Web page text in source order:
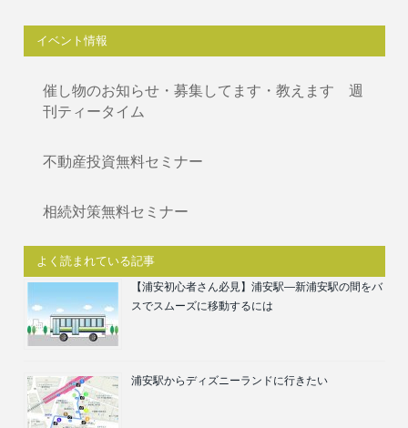
イベント情報
催し物のお知らせ・募集してます・教えます 週
刊ティータイム
不動産投資無料セミナー
相続対策無料セミナー
よく読まれている記事
【浦安初心者さん必見】浦安駅―新浦安駅の間をバ
スでスムーズに移動するには
浦安駅からディズニーランドに行きたい